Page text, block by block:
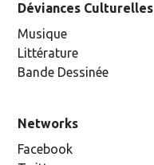
Déviances Culturelles
Musique
Littérature
Bande Dessinée
Networks
Facebook